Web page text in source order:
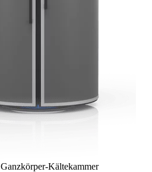
Ganzkörper-Kältekammer